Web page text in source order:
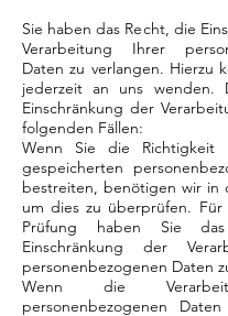
Sie haben das Recht, die
Verarbeitung Ihrer
Daten zu verlangen. Hierzu
jederzeit an uns wenden.
Einschränkung der
folgenden Fällen:
Wenn Sie die
gespeicherten
bestreiten, benötigen wir in
um dies zu überprüfen.
Prüfung haben Sie
Einschränkung der
personenbezogenen Daten
Wenn die
personenbezogenen